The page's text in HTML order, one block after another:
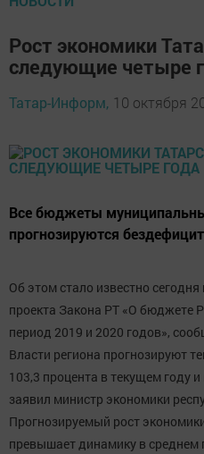
Рост экономики
следующие четыре
Татар-Информ, 10 октября
Все бюджеты
прогнозируются
Об этом стало известно
проекта Закона РТ «О бюджете
период 2019 и 2020 годов»,
Власти региона прогнозируют
103,3 процента в текущем году
заявил министр экономики
Прогнозируемый рост
превышает динамику в среднем